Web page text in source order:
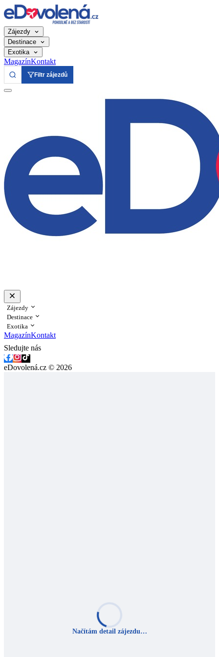
Zájezdy
Destinace
Exotika
MagazínKontakt
Filtr zájezdů
Zájezdy
Destinace
Exotika
MagazínKontakt
Sledujte nás
eDovolená.cz © 2026
Načítám detail zájezdu…